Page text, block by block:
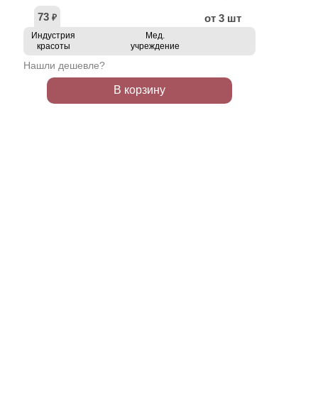
73 ₽ от 3 шт
Индустрия
красоты
Мед.
учреждение
Нашли дешевле?
В корзину